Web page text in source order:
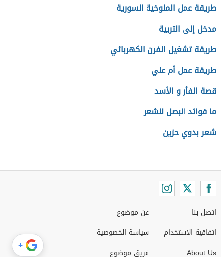
طريقة عمل الملوخية السورية
مدخل إلى التربية
طريقة تشغيل الفرن الكهربائي
طريقة عمل أم علي
قصة الفأر و الأسد
ما فوائد البصل للشعر
شعر بدوي حزين
اتصل بنا
اتفاقية الاستخدام
About Us
عن موضوع
سياسة الخصوصية
فريق موضوع
+